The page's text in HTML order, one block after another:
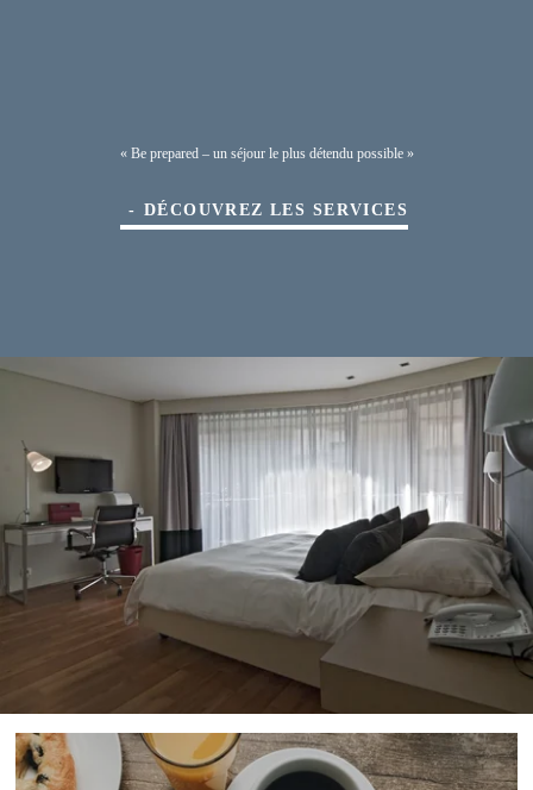
« Be prepared – un séjour le plus détendu possible »
DÉCOUVREZ LES SERVICES